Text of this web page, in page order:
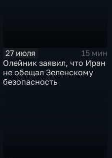
27 июля
15 мин
Олейник заявил, что Иран
не обещал Зеленскому
безопасность